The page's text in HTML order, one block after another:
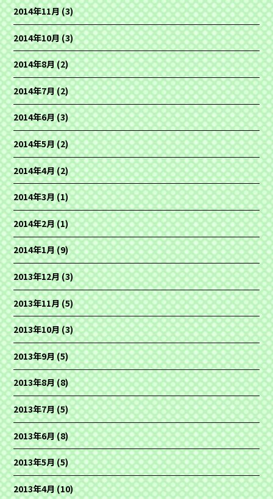
2014年11月(3)
2014年10月(3)
2014年8月(2)
2014年7月(2)
2014年6月(3)
2014年5月(2)
2014年4月(2)
2014年3月(1)
2014年2月(1)
2014年1月(9)
2013年12月(3)
2013年11月(5)
2013年10月(3)
2013年9月(5)
2013年8月(8)
2013年7月(5)
2013年6月(8)
2013年5月(5)
2013年4月(10)